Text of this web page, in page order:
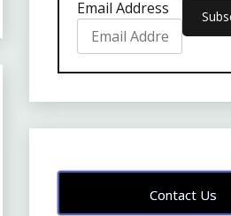
Email Address
Contact Us